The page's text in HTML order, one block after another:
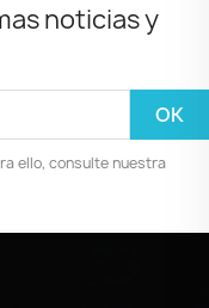
noticias y
ello, consulte nuestra